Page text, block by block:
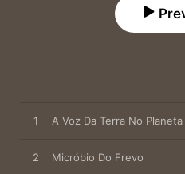
1 A Voz Da Terra No
2 Micróbio Do Frevo